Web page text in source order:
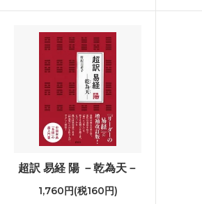
超訳 易経 陽 －乾為天－
1,760円(税160円)